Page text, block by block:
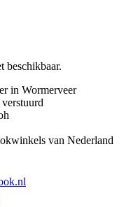
beschikbaar.
in Wormerveer
van Nederland